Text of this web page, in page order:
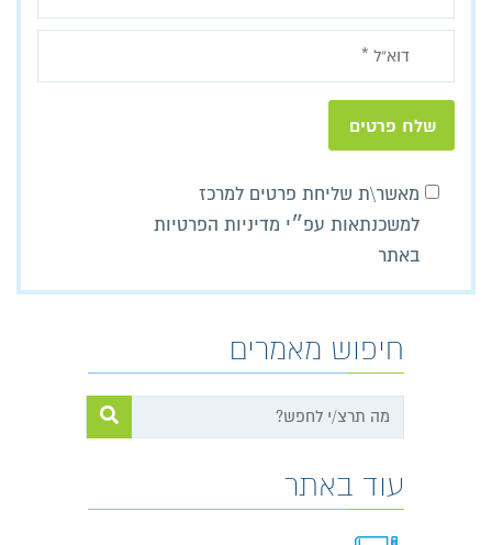
מאשר\ת שליחת פרטים למרכז
למשכנתאות עפ״י מדיניות הפרטיות
באתר
חיפוש מאמרים
עוד באתר